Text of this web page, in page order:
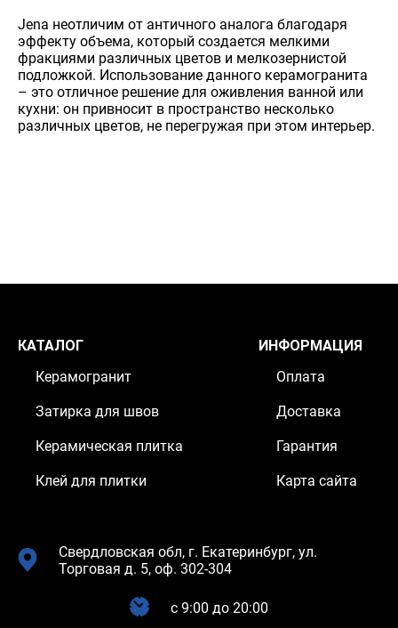
Jena неотличим от античного аналога благодаря
эффекту объема, который создается мелкими
фракциями различных цветов и мелкозернистой
подложкой. Использование данного керамогранита
– это отличное решение для оживления ванной или
кухни: он привносит в пространство несколько
различных цветов, не перегружая при этом интерьер.
КАТАЛОГ
Керамогранит
Затирка для швов
Керамическая плитка
Клей для плитки
ИНФОРМАЦИЯ
Оплата
Доставка
Гарантия
Карта сайта
Свердловская обл, г. Екатеринбург, ул.
Торговая д. 5, оф. 302-304
c 9:00 до 20:00